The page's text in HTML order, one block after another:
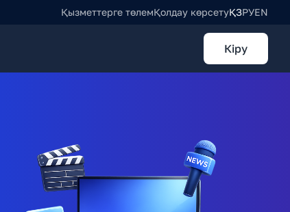
Қызметтерге төлемҚолдау көрсетуҚЗРУEN
Кіру